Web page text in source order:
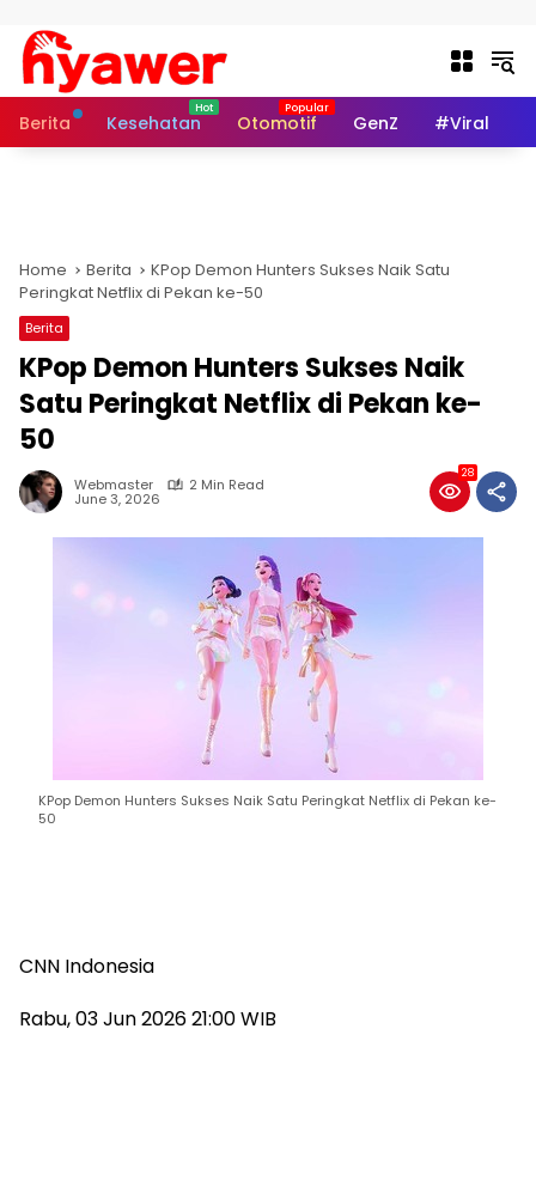
Berita Kesehatan Otomotif GenZ #Viral
Home Berita
KPop Demon Hunters Sukses Naik Satu
Peringkat Netflix di Pekan ke-50
Berita
KPop Demon Hunters Sukses Naik
Satu Peringkat Netflix di Pekan ke-
50
Webmaster 2 Min Read
June 3, 2026
28
KPop Demon Hunters Sukses Naik Satu Peringkat Netflix di Pekan ke-
50
CNN Indonesia
Rabu, 03 Jun 2026 21:00 WIB